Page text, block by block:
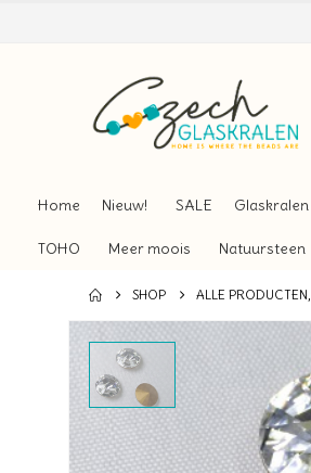
Home Nieuw! SALE Glaskralen
TOHO Meer moois Natuursteen
SHOP ALLE PRODUCTEN,